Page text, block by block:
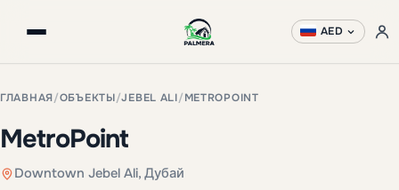
AED
ГЛАВНАЯ/ОБЪЕКТЫ/JEBEL ALI/ METROPOINT
MetroPoint
Downtown Jebel Ali, Дубай